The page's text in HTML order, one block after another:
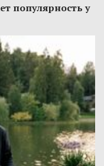
популярность у